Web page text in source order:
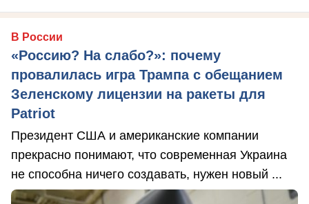
В России
«Россию? На слабо?»: почему
провалилась игра Трампа с обещанием
Зеленскому лицензии на ракеты для
Patriot
Президент США и американские компании
прекрасно понимают, что современная Украина
не способна ничего создавать, нужен новый ...